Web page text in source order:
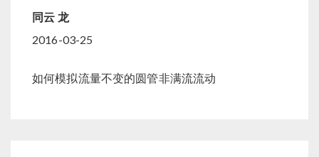
同云 龙
2016-03-25
如何模拟流量不变的圆管非满流流动